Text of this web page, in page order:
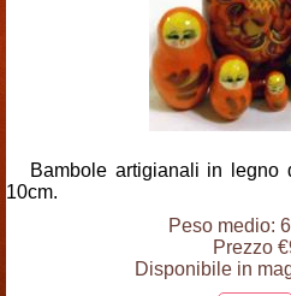
Bambole artigianali in legno
10cm.
Peso medio:
Prezzo
Disponibile in